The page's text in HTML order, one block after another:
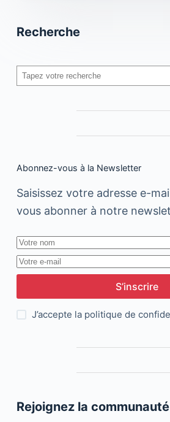
Recherche
Rechercher
Abonnez-vous à la Newsletter
Saisissez votre adresse e-
vous abonner à notre
S’inscrire
J’accepte la politique de
Rejoignez la communauté